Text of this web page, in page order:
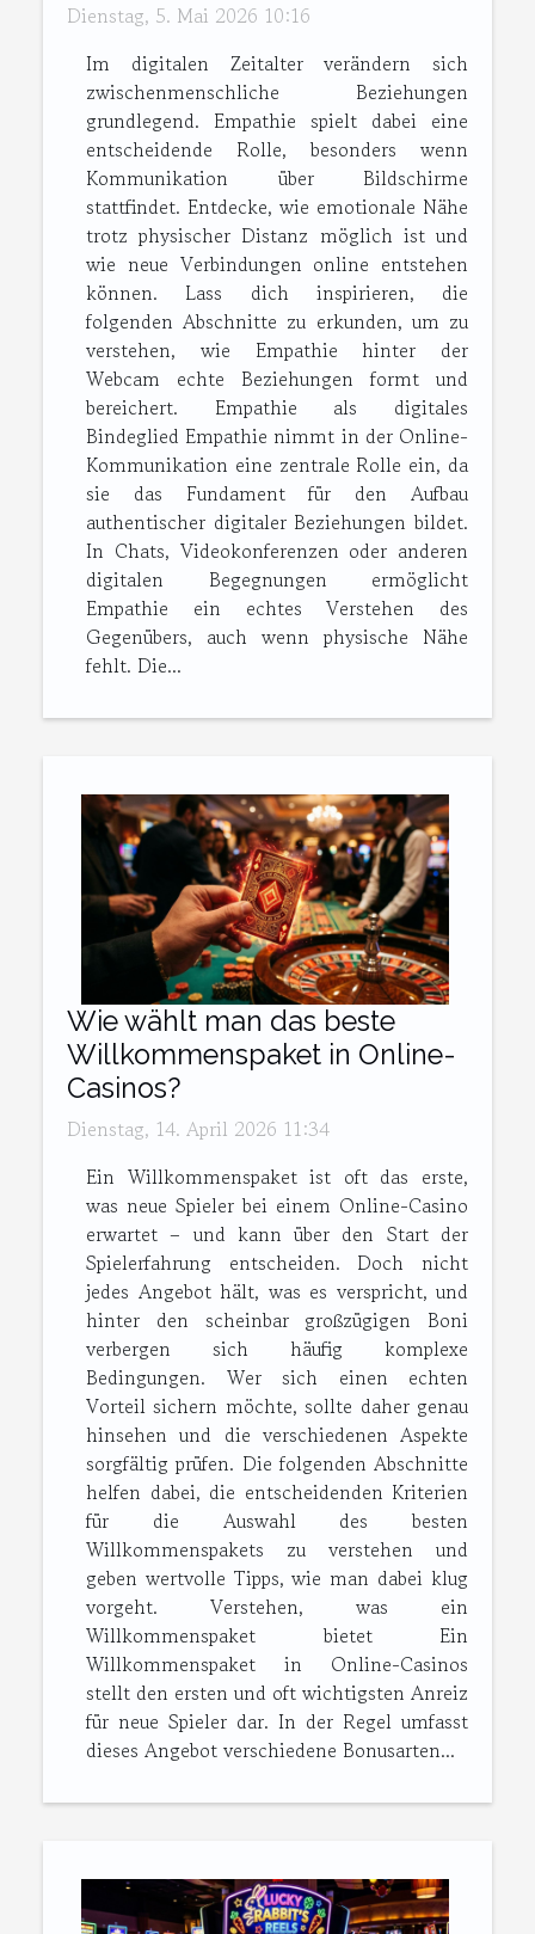
Dienstag, 5. Mai 2026 10:16
Im digitalen Zeitalter verändern sich
zwischenmenschliche Beziehungen
grundlegend. Empathie spielt dabei eine
entscheidende Rolle, besonders wenn
Kommunikation über Bildschirme
stattfindet. Entdecke, wie emotionale Nähe
trotz physischer Distanz möglich ist und
wie neue Verbindungen online entstehen
können. Lass dich inspirieren, die
folgenden Abschnitte zu erkunden, um zu
verstehen, wie Empathie hinter der
Webcam echte Beziehungen formt und
bereichert. Empathie als digitales
Bindeglied Empathie nimmt in der Online-
Kommunikation eine zentrale Rolle ein, da
sie das Fundament für den Aufbau
authentischer digitaler Beziehungen bildet.
In Chats, Videokonferenzen oder anderen
digitalen Begegnungen ermöglicht
Empathie ein echtes Verstehen des
Gegenübers, auch wenn physische Nähe
fehlt. Die...
Wie wählt man das beste
Willkommenspaket in Online-
Casinos?
Dienstag, 14. April 2026 11:34
Ein Willkommenspaket ist oft das erste,
was neue Spieler bei einem Online-Casino
erwartet – und kann über den Start der
Spielerfahrung entscheiden. Doch nicht
jedes Angebot hält, was es verspricht, und
hinter den scheinbar großzügigen Boni
verbergen sich häufig komplexe
Bedingungen. Wer sich einen echten
Vorteil sichern möchte, sollte daher genau
hinsehen und die verschiedenen Aspekte
sorgfältig prüfen. Die folgenden Abschnitte
helfen dabei, die entscheidenden Kriterien
für die Auswahl des besten
Willkommenspakets zu verstehen und
geben wertvolle Tipps, wie man dabei klug
vorgeht. Verstehen, was ein
Willkommenspaket bietet Ein
Willkommenspaket in Online-Casinos
stellt den ersten und oft wichtigsten Anreiz
für neue Spieler dar. In der Regel umfasst
dieses Angebot verschiedene Bonusarten...